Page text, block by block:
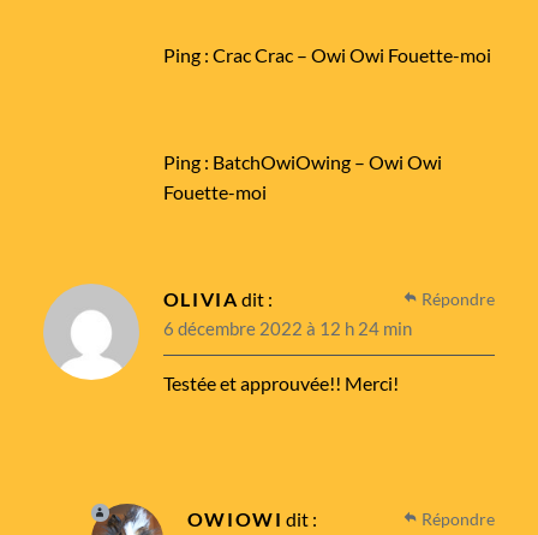
Ping : Crac Crac – Owi Owi Fouette-moi
Ping : BatchOwiOwing – Owi Owi
Fouette-moi
OLIVIA dit :
6 décembre 2022 à 12 h 24 min
Testée et approuvée!! Merci!
Répondre
OWIOWI dit : Répondre